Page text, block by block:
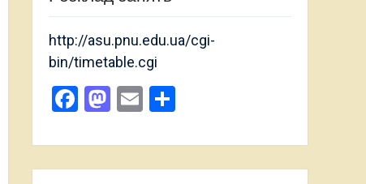
http://asu.pnu.edu.ua/cgi-
bin/timetable.cgi
Facebook
Mastodon
Email